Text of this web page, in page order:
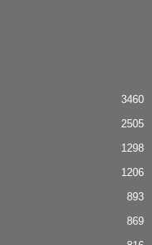
3460
2505
1298
1206
893
869